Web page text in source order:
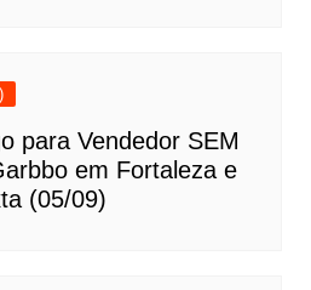
para Vendedor SEM
em Fortaleza e
(05/09)